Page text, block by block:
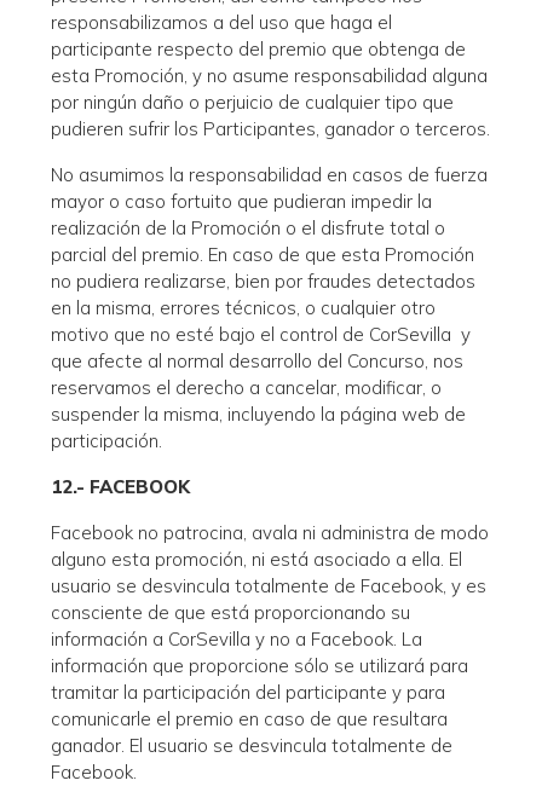
responsabilizamos a del uso que haga el
participante respecto del premio que obtenga de
esta Promoción, y no asume responsabilidad alguna
por ningún daño o perjuicio de cualquier tipo que
pudieren sufrir los Participantes, ganador o terceros.
No asumimos la responsabilidad en casos de fuerza
mayor o caso fortuito que pudieran impedir la
realización de la Promoción o el disfrute total o
parcial del premio. En caso de que esta Promoción
no pudiera realizarse, bien por fraudes detectados
en la misma, errores técnicos, o cualquier otro
motivo que no esté bajo el control de CorSevilla y
que afecte al normal desarrollo del Concurso, nos
reservamos el derecho a cancelar, modificar, o
suspender la misma, incluyendo la página web de
participación.
12.- FACEBOOK
Facebook no patrocina, avala ni administra de modo
alguno esta promoción, ni está asociado a ella. El
usuario se desvincula totalmente de Facebook, y es
consciente de que está proporcionando su
información a CorSevilla y no a Facebook. La
información que proporcione sólo se utilizará para
tramitar la participación del participante y para
comunicarle el premio en caso de que resultara
ganador. El usuario se desvincula totalmente de
Facebook.